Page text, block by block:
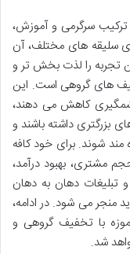
سرگرمی و آموزش،
سلیقه های مختلف، آن
تجربه را لذت بخش تر و
های گروهی است. این
کاهش می دهند،
بزرگتری داشته باشند و
شوند. برای خود کافه
مشتری، بهبود درآمد،
تبلیغات دهان به دهان
منجر می شود. در ادامه،
موزه با تخفیف گروهی و
شد.